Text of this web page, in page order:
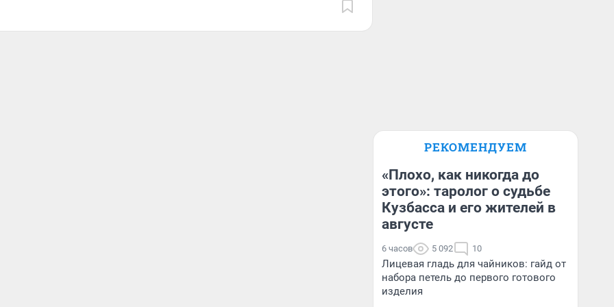
РЕКОМЕНДУЕМ
«Плохо, как никогда до
этого»: таролог о судьбе
Кузбасса и его жителей в
августе
6 часов 5 092 10
Лицевая гладь для чайников: гайд от
набора петель до первого готового
изделия